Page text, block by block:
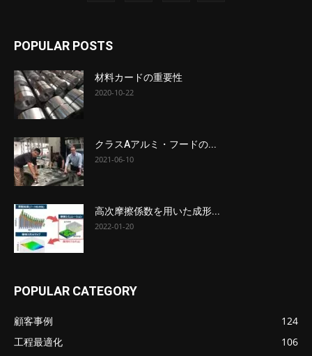
POPULAR POSTS
材料カードの重要性
2020-10-22
クラスAアルミ・フードの...
2021-06-10
高次摩擦係数を用いた成形...
2022-01-20
POPULAR CATEGORY
顧客事例
124
工程最適化
106